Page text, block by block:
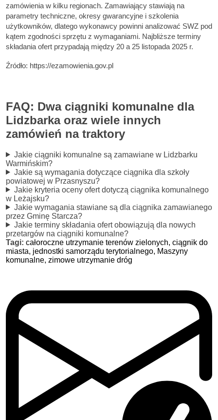
zamówienia w kilku regionach. Zamawiający stawiają na
parametry techniczne, okresy gwarancyjne i szkolenia
użytkowników, dlatego wykonawcy powinni analizować SWZ pod
kątem zgodności sprzętu z wymaganiami. Najbliższe terminy
składania ofert przypadają między 20 a 25 listopada 2025 r.
Źródło: https://ezamowienia.gov.pl
FAQ: Dwa ciągniki komunalne dla
Lidzbarka oraz wiele innych
zamówień na traktory
Jakie ciągniki komunalne są zamawiane w Lidzbarku
Warmińskim?
Jakie są wymagania dotyczące ciągnika dla szkoły
powiatowej w Przasnyszu?
Jakie kryteria oceny ofert dotyczą ciągnika komunalnego
w Leżajsku?
Jakie wymagania stawiane są dla ciągnika zamawianego
przez Gminę Starcza?
Jakie terminy składania ofert obowiązują dla nowych
przetargów na ciągniki komunalne?
Tagi: całoroczne utrzymanie terenów zielonych, ciągnik do
miasta, jednostki samorządu terytorialnego, Maszyny
komunalne, zimowe utrzymanie dróg